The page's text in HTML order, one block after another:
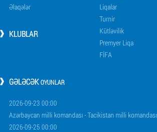
Əlaqələr
KLUBLAR
Liqalar
Turnir
Kütləvilik
Premyer Liqa
FİFA
GƏLƏCƏKOYUNLAR
2026-09-23 00:00
Azərbaycan milli komandası - Tacikistan milli komandası
2026-09-25 00:00